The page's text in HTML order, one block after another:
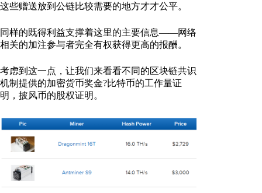
这些赠送放到公链比较需要的地方才才公平。
同样的既得利益支撑着这里的主要信息——网络
相关的加注参与者完全有权获得更高的报酬。
考虑到这一点，让我们来看看不同的区块链共识
机制提供的加密货币奖金?比特币的工作量证
明，披风币的股权证明。